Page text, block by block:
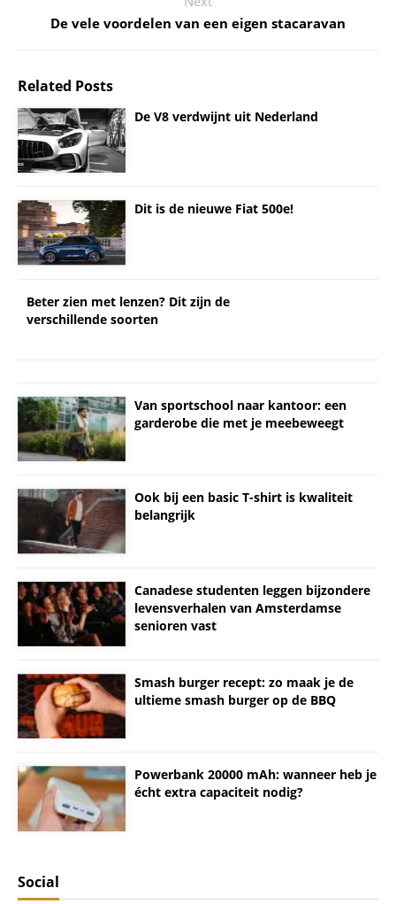
De vele voordelen van een eigen stacaravan
Related Posts
De V8 verdwijnt uit Nederland
Dit is de nieuwe Fiat 500e!
Beter zien met lenzen? Dit zijn de
verschillende soorten
Van sportschool naar kantoor: een
garderobe die met je meebeweegt
Ook bij een basic T-shirt is kwaliteit
belangrijk
Canadese studenten leggen bijzondere
levensverhalen van Amsterdamse
senioren vast
Smash burger recept: zo maak je de
ultieme smash burger op de BBQ
Powerbank 20000 mAh: wanneer heb je
écht extra capaciteit nodig?
Social